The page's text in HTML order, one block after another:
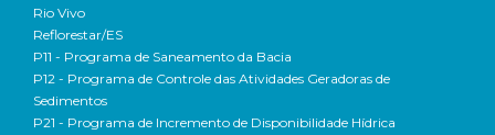
Rio Vivo
Reflorestar/ES
P11 - Programa de Saneamento da Bacia
P12 - Programa de Controle das Atividades Geradoras de
Sedimentos
P21 - Programa de Incremento de Disponibilidade Hídrica